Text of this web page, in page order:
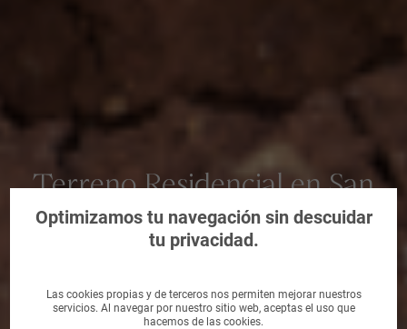
Terreno Residencial en San
Isidro, Alicante/Alacant
Optimizamos tu navegación sin descuidar
tu privacidad.
Las cookies propias y de terceros nos permiten mejorar nuestros
servicios. Al navegar por nuestro sitio web, aceptas el uso que
hacemos de las cookies.